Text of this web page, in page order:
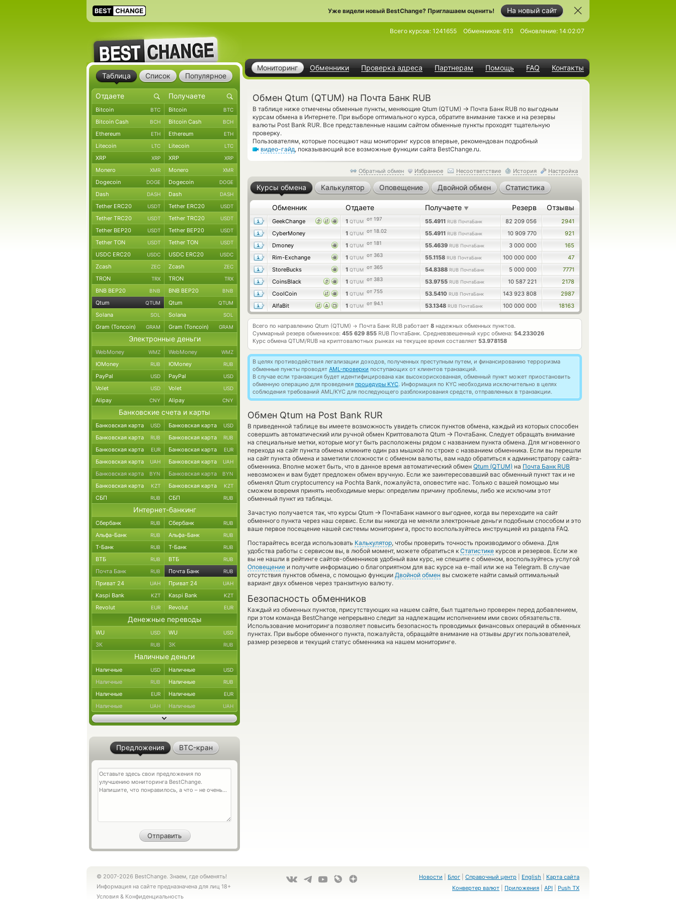
На новый сайт
Уже видели новый BestChange? Приглашаем оценить!
Мониторинг Обменники Проверка адреса Партнерам Помощь FAQ Контакты
Всего курсов: 1241655 Обменников: 613 Обновление: 14:02:07
Обмен Qtum (QTUM) на Почта Банк RUB
В таблице ниже отмечены обменные пункты, меняющие Qtum (QTUM) → Почта Банк RUB по выгодным
курсам обмена в Интернете. При выборе оптимального курса, обратите внимание также и на резервы
валюты Post Bank RUR. Все представленные нашим сайтом обменные пункты проходят тщательную
проверку.
Пользователям, которые посещают наш мониторинг курсов впервые, рекомендован подробный
видео-гайд, показывающий все возможные функции сайта BestChange.ru.
Обратный обмен Избранное Несоответствие История Настройка
Курсы обмена Калькулятор Оповещение Двойной обмен Статистика
Обменник Отдаете Получаете ▼ Резерв Отзывы
GeekChange 1 QTUM от 197 55.4911 RUB ПочтаБанк 82 209 056
2941
CyberMoney
1 QTUM от 18.02 55.4911 RUB ПочтаБанк 10 909 770
921
Dmoney
1 QTUM от 181 55.4639 RUB ПочтаБанк 3 000 000
165
Rim-Exchange
1 QTUM от 363 55.1158 RUB ПочтаБанк 100 000 000
47
StoreBucks
1 QTUM от 365 54.8388 RUB ПочтаБанк 5 000 000
7771
CoinsBlack
1 QTUM от 383 53.9755 RUB ПочтаБанк 10 587 221
2178
CoolCoin
1 QTUM от 755 53.5410 RUB ПочтаБанк 143 923 808
2987
AlfaBit
1 QTUM от 94.1 53.1348 RUB ПочтаБанк 100 000 000 18163
Всего по направлению Qtum (QTUM) → Почта Банк RUB работает 8 надежных обменных пунктов.
Суммарный резерв обменников: 455 629 855 RUB ПочтаБанк. Средневзвешенный курс обмена: 54.233026
Курс обмена QTUM/RUB на криптовалютных рынках на текущее время составляет 53.978158
В целях противодействия легализации доходов, полученных преступным путем, и финансированию терроризма
обменные пункты проводят AML-проверки поступающих от клиентов транзакций.
В случае если транзакция будет идентифицирована как высокорискованная, обменный пункт может приостановить
обменную операцию для проведения процедуры KYC. Информация по KYC необходима исключительно в целях
соблюдения требований AML/KYC для последующего разблокирования средств, отправленных в транзакции.
Обмен Qtum на Post Bank RUR
В приведенной таблице вы имеете возможность увидеть список пунктов обмена, каждый из которых способен
совершить автоматический или ручной обмен Криптовалюта Qtum → ПочтаБанк. Следует обращать внимание
на специальные метки, которые могут быть расположены рядом с названием пункта обмена. Для мгновенного
перехода на сайт пункта обмена кликните один раз мышкой по строке с названием обменника. Если вы перешли
на сайт пункта обмена и заметили сложности с обменом валюты, вам надо обратиться к администратору сайта-
обменника. Вполне может быть, что в данное время автоматический обмен Qtum (QTUM) на Почта Банк RUB
невозможен и вам будет предложен обмен вручную. Если же заинтересовавший вас обменный пункт так и не
обменял Qtum cryptocurrency на Pochta Bank, пожалуйста, оповестите нас. Только с вашей помощью мы
сможем вовремя принять необходимые меры: определим причину проблемы, либо же исключим этот
обменный пункт из таблицы.
Зачастую получается так, что курсы Qtum → ПочтаБанк намного выгоднее, когда вы переходите на сайт
обменного пункта через наш сервис. Если вы никогда не меняли электронные деньги подобным способом и это
ваше первое посещение нашей системы мониторинга, просто воспользуйтесь инструкцией из раздела FAQ.
Постарайтесь всегда использовать Калькулятор, чтобы проверить точность производимого обмена. Для
удобства работы с сервисом вы, в любой момент, можете обратиться к Статистике курсов и резервов. Если же
вы не нашли в рейтинге сайтов-обменников удобный вам курс, не спешите с обменом, воспользуйтесь услугой
Оповещение и получите информацию о благоприятном для вас курсе на e-mail или же на Telegram. В случае
отсутствия пунктов обмена, с помощью функции Двойной обмен вы сможете найти самый оптимальный
вариант двух обменов через транзитную валюту.
Безопасность обменников
Каждый из обменных пунктов, присутствующих на нашем сайте, был тщательно проверен перед добавлением,
при этом команда BestChange непрерывно следит за надлежащим исполнением ими своих обязательств.
Использование мониторинга позволяет повысить безопасность проводимых финансовых операций в обменных
пунктах. При выборе обменного пункта, пожалуйста, обращайте внимание на отзывы других пользователей,
размер резервов и текущий статус обменника на нашем мониторинге.
Таблица Список Популярное
Bitcoin BTC Bitcoin BTC
Bitcoin Cash BCH Bitcoin Cash BCH
Ethereum ETH Ethereum ETH
Litecoin LTC Litecoin LTC
XRP XRP XRP XRP
Monero XMR Monero XMR
Dogecoin DOGE Dogecoin DOGE
Dash DASH Dash DASH
Tether ERC20 USDT Tether ERC20 USDT
Tether TRC20 USDT Tether TRC20 USDT
Tether BEP20 USDT Tether BEP20 USDT
Tether TON USDT Tether TON USDT
USDC ERC20 USDC USDC ERC20 USDC
Zcash ZEC Zcash ZEC
TRON TRX TRON TRX
BNB BEP20 BNB BNB BEP20 BNB
Qtum QTUM Qtum QTUM
Solana SOL Solana SOL
Gram (Toncoin) GRAM Gram (Toncoin) GRAM
Электронные деньги
WebMoney WMZ WebMoney WMZ
ЮMoney RUB ЮMoney RUB
PayPal USD PayPal USD
Volet USD Volet USD
Alipay CNY Alipay CNY
Банковские счета и карты
Банковская карта USD Банковская карта USD
Банковская карта RUB Банковская карта RUB
Банковская карта EUR Банковская карта EUR
Банковская карта UAH Банковская карта UAH
Банковская карта BYN Банковская карта BYN
Банковская карта KZT Банковская карта KZT
СБП RUB СБП RUB
Интернет-банкинг
Сбербанк RUB Сбербанк RUB
Альфа-Банк RUB Альфа-Банк RUB
Т-Банк RUB Т-Банк RUB
ВТБ RUB ВТБ RUB
Почта Банк RUB Почта Банк RUB
Приват 24 UAH Приват 24 UAH
Kaspi Bank KZT Kaspi Bank KZT
Revolut EUR Revolut EUR
Денежные переводы
WU USD WU USD
ЗК RUB ЗК RUB
Наличные деньги
Наличные USD Наличные USD
Наличные RUB Наличные RUB
Наличные EUR Наличные EUR
Наличные UAH Наличные UAH
Предложения BTC-кран
© 2007-2026 BestChange. Знаем, где обменять!
Информация на сайте предназначена для лиц 18+
Условия & Конфиденциальность
Новости Блог Справочный центр English
Карта сайта
Конвертер валют
Приложения API Push TX